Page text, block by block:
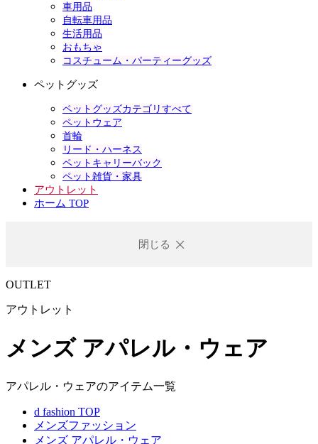
車用品
自転車用品
生活用品
おもちゃ
コスチューム・パーティーグッズ
ペットグッズ
ペットグッズカテゴリすべて
ペットウェア
首輪
リード・ハーネス
ペットキャリーバック
ペット雑貨・家具
アウトレット
ホーム TOP
閉じる
OUTLET
アウトレット
メンズ アパレル・ウェア
アパレル・ウェアのアイテム一覧
d fashion TOP
メンズファッション
メンズ アパレル・ウェア